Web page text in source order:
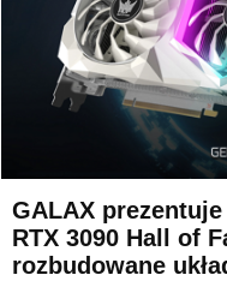
GALAX
RTX 3090 Hall of
rozbudowane